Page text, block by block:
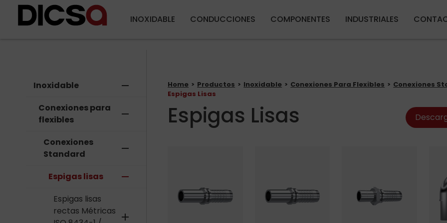
INOXIDABLE CONDUCCIONES COMPONENTES INDUSTRIALES
Inoxidable remove
Conexiones para
flexibles
remove
Conexiones
Standard
remove
Espigas lisas remove
Espigas lisas
rectas Métricas
add
Home Productos Inoxidable Conexiones Para Flexibles
Conexiones
Espigas Lisas
Espigas Lisas